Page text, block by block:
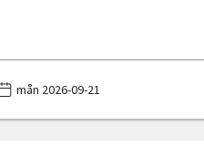
mån 2026-09-21